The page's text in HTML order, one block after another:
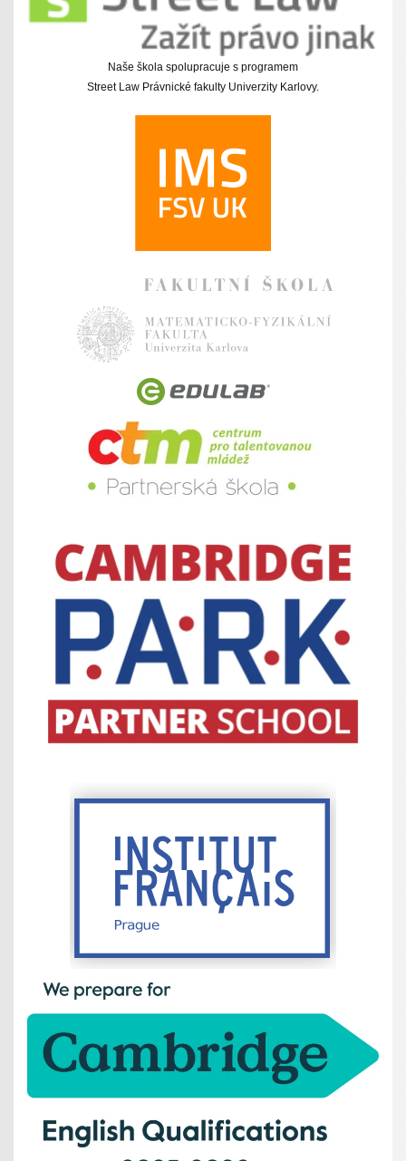
Naše škola spolupracuje s programem
Street Law Právnické fakulty Univerzity Karlovy.